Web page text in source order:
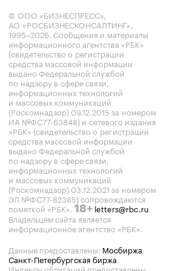
© ООО «БИЗНЕСПРЕСС»,
АО «РОСБИЗНЕСКОНСАЛТИНГ»,
1995–2026. Сообщения и материалы
информационного агентства «РБК»
(свидетельство о регистрации
средства массовой информации
выдано Федеральной службой
по надзору в сфере связи,
информационных технологий
и массовых коммуникаций
(Роскомнадзор) 09.12.2015 за номером
ИА №ФС77-63848) и сетевого издания
«РБК» (свидетельство о регистрации
средства массовой информации
выдано Федеральной службой
по надзору в сфере связи,
информационных технологий
и массовых коммуникаций
(Роскомнадзор) 03.12.2021 за номером
ЭЛ №ФС77-82385) сопровождаются
пометкой «РБК». 18+ letters@rbc.ru
Владельцем сайта является
информационное агентство «РБК».
Данные предоставлены: Мосбиржа,
Санкт-Петербургская биржа.
Индексы облигаций предоставлены